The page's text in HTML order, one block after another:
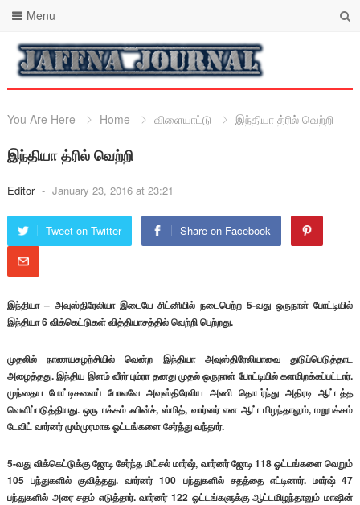
Menu
You Are Here Home விளையாட்டு இந்தியா த்ரில் வெற்றி
இந்தியா த்ரில் வெற்றி
Editor - January 23, 2016 at 23:21
Tweet on Twitter Share on Facebook
இந்தியா – அவுஸ்திரேலியா இடையே சிட்னியில் நடைபெற்ற 5-வது ஒருநாள் போட்டியில்
இந்தியா 6 விக்கெட்டுகள் வித்தியாசத்தில் வெற்றி பெற்றது.
முதலில் நாணயசுழற்சியில் வென்ற இந்தியா அவுஸ்திரேலியாவை துடுப்பெடுத்தாட
அழைத்தது. இந்திய இளம் வீரர் பும்ரா தனது முதல் ஒருநாள் போட்டியில் களமிறக்கப்பட்டார்.
முந்தைய போட்டிகளைப் போலவே அவுஸ்திரேலிய அணி தொடர்ந்து அதிரடி ஆட்டத்த
வெளிப்படுத்தியது. ஒரு பக்கம் ஃபின்ச், ஸ்மித், வார்னர் என ஆட்டமிழந்தாலும், மறுபக்கம்
டேவிட் வார்னர் மும்முரமாக ஓட்டங்களை சேர்த்து வந்தார்.
5-வது விக்கெட்டுக்கு ஜோடி சேர்ந்த மிட்சல் மார்ஷ், வார்னர் ஜோடி 118 ஓட்டங்களை வெறும்
105 பந்துகளில் குவித்தது. வார்னர் 100 பந்துகளில் சதத்தை எட்டினார். மார்ஷ் 47
பந்துகளில் அரை சதம் எடுத்தார். வார்னர் 122 ஓட்டங்களுக்கு ஆட்டமிழந்தாலும் மாஷின்